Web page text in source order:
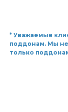
* Уважаемые
поддонам. Мы
только